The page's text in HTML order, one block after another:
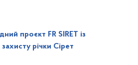
проєкт FR SIRET із
річки Сірет